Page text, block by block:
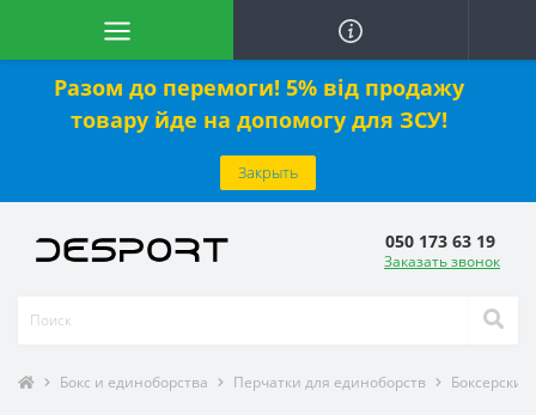
Разом до перемоги! 5% від продажу
товару йде на допомогу для ЗСУ!
Закрыть
050 173 63 19
Заказать звонок
Бокс и единоборства Перчатки для единоборств